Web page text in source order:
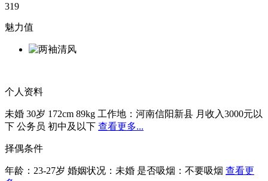
319
魅力值
个人资料
未婚 30岁 172cm 89kg 工作地：河南信阳新县 月收入3000元以
下 公务员 初中及以下 查看更多...
择偶条件
年龄：23-27岁 婚姻状况：未婚 是否吸烟：不要吸烟 查看更